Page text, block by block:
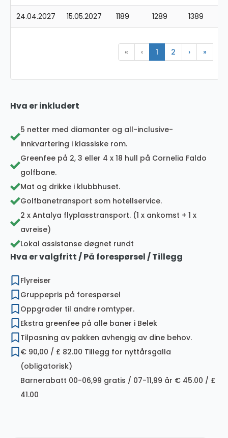
24.04.2027 15.05.2027 1189 1289 1389
« ‹ 1 2 › »
Hva er inkludert
5 netter med diamanter og all-inclusive-
innkvartering i klassiske rom.
Greenfee på 2, 3 eller 4 x 18 hull på Cornelia Faldo
golfbane.
Mat og drikke i klubbhuset.
Golfbanetransport som hotellservice.
2 x Antalya flyplasstransport. (1 x ankomst + 1 x
avreise)
Lokal assistanse døgnet rundt
Hva er valgfritt / På forespørsel / Tillegg
Flyreiser
Gruppepris på forespørsel
Oppgrader til andre romtyper.
Ekstra greenfee på alle baner i Belek
Tilpasning av pakken avhengig av dine behov.
€ 90,00 / £ 82.00 Tillegg for nyttårsgalla
(obligatorisk)
Barnerabatt 00-06,99 gratis / 07-11,99 år € 45.00 / £
41.00